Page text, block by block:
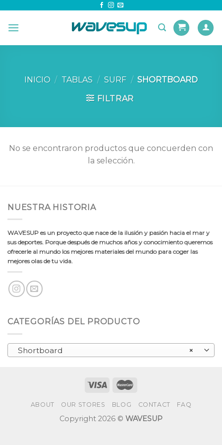
content
INICIO / TABLAS / SURF / SHORTBOARD
FILTRAR
No se encontraron productos que concuerden con
la selección.
NUESTRA HISTORIA
WAVESUP es un proyecto que nace de la ilusión y pasión hacia el mar y
sus deportes. Porque después de muchos años y conocimiento queremos
ofrecerle al mundo los mejores materiales del mundo para coger las
mejores olas de tu vida.
CATEGORÍAS DEL PRODUCTO
×
Shortboard
ABOUT OUR STORES BLOG CONTACT FAQ
Copyright 2026 © WAVESUP